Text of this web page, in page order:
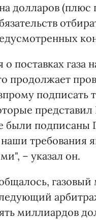
долларов
о поставках
продолжает
представил
были подписаны
требования
– указал он.
миллиардов